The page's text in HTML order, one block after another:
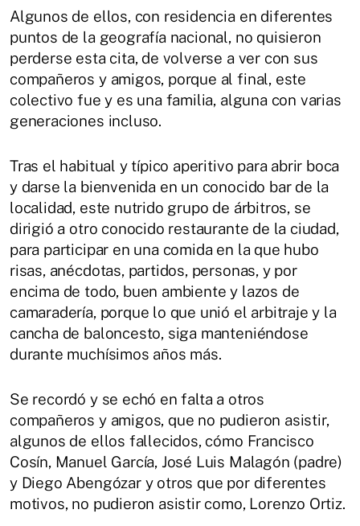
Algunos de ellos, con residencia en diferentes
puntos de la geografía nacional, no quisieron
perderse esta cita, de volverse a ver con sus
compañeros y amigos, porque al final, este
colectivo fue y es una familia, alguna con varias
generaciones incluso.
Tras el habitual y típico aperitivo para abrir boca
y darse la bienvenida en un conocido bar de la
localidad, este nutrido grupo de árbitros, se
dirigió a otro conocido restaurante de la ciudad,
para participar en una comida en la que hubo
risas, anécdotas, partidos, personas, y por
encima de todo, buen ambiente y lazos de
camaradería, porque lo que unió el arbitraje y la
cancha de baloncesto, siga manteniéndose
durante muchísimos años más.
Se recordó y se echó en falta a otros
compañeros y amigos, que no pudieron asistir,
algunos de ellos fallecidos, cómo Francisco
Cosín, Manuel García, José Luis Malagón (padre)
y Diego Abengózar y otros que por diferentes
motivos, no pudieron asistir como, Lorenzo Ortiz.